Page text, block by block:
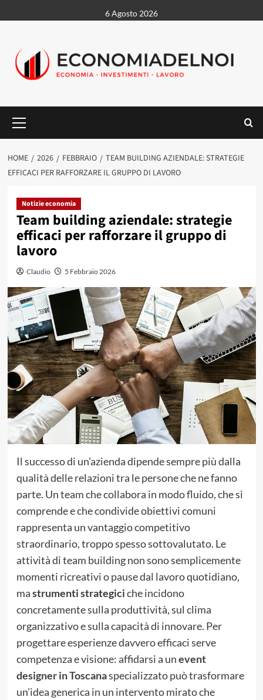
al
6 Agosto 2026
principale
HOME 2026 FEBBRAIO
TEAM BUILDING AZIENDALE: STRATEGIE
EFFICACI PER RAFFORZARE IL GRUPPO DI LAVORO
Notizie economia
Team building aziendale: strategie
efficaci per rafforzare il gruppo di
lavoro
Claudio 5 Febbraio 2026
Il successo di un’azienda dipende sempre più dalla
qualità delle relazioni tra le persone che ne fanno
parte. Un team che collabora in modo fluido, che si
comprende e che condivide obiettivi comuni
rappresenta un vantaggio competitivo
straordinario, troppo spesso sottovalutato. Le
attività di team building non sono semplicemente
momenti ricreativi o pause dal lavoro quotidiano,
mastrumenti strategiciche incidono
concretamente sulla produttività, sul clima
organizzativo e sulla capacità di innovare. Per
progettare esperienze davvero efficaci serve
competenza e visione: affidarsi a unevent
designer in Toscanaspecializzato può trasformare
un’idea generica in un intervento mirato che